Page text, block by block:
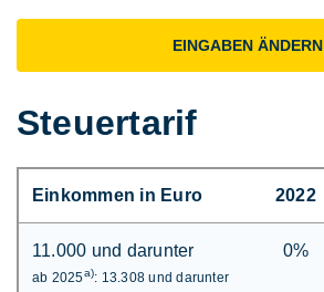
EINGABEN ÄNDERN
Steuertarif
Einkommen in Euro 2022
11.000 und darunter
ab 2025a): 13.308 und darunter
0%